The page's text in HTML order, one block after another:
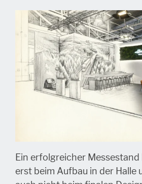
Ein erfolgreicher
erst beim Aufbau in der Halle